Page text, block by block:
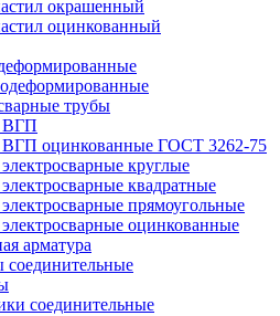
окрашенный
оцинкованный
трубы
ВГП
оцинкованные ГОСТ 3262-75
круглые
квадратные
прямоугольные
оцинкованные
арматура
соединительные